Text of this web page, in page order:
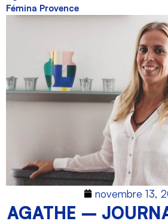
Fémina Provence
novembre 13,
AGATHE –